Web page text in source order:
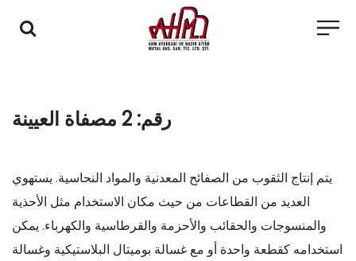
رقم: 2 مصفاة العيينة
يتم إنتاج الثقوب من الصفائح المعدنية والمواد النحاسية. يستهوي
العديد من القطاعات من حيث مكان الاستخدام مثل الأحذية
والمنسوجات والحقائب والأحزمة والقرطاسية والكهرباء. يمكن
استخدامه كقطعة واحدة أو مع غسالة بوميتال البلاستيكية وغسالة